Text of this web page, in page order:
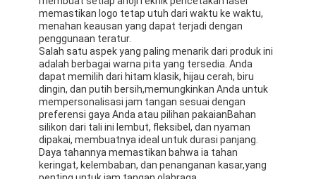
memastikan logo tetap utuh dari waktu ke waktu,
menahan keausan yang dapat terjadi dengan
penggunaan teratur.
Salah satu aspek yang paling menarik dari produk ini
adalah berbagai warna pita yang tersedia. Anda
dapat memilih dari hitam klasik, hijau cerah, biru
dingin, dan putih bersih,memungkinkan Anda untuk
mempersonalisasi jam tangan sesuai dengan
preferensi gaya Anda atau pilihan pakaianBahan
silikon dari tali ini lembut, fleksibel, dan nyaman
dipakai, membuatnya ideal untuk durasi panjang.
Daya tahannya memastikan bahwa ia tahan
keringat, kelembaban, dan penanganan kasar,yang